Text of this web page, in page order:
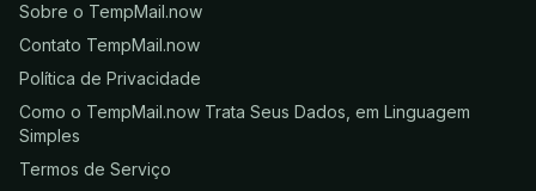
Sobre o TempMail.now
Contato TempMail.now
Política de Privacidade
Como o TempMail.now Trata Seus Dados, em Linguagem
Simples
Termos de Serviço